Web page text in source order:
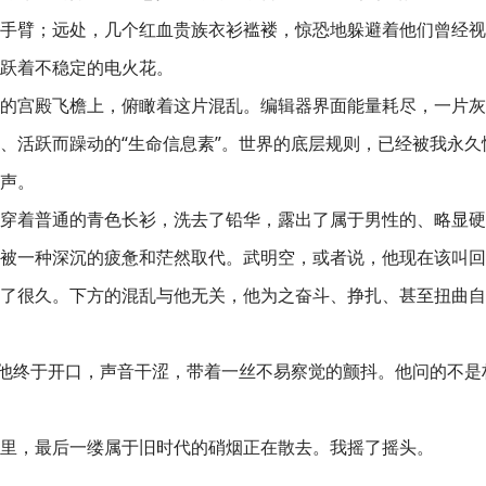
臂；远处，几个红血贵族衣衫褴褛，惊恐地躲避着他们曾
着不稳定的电火花。
宫殿飞檐上，俯瞰着这片混乱。编辑器界面能量耗尽，一片
活跃而躁动的“生命信息素”。世界的底层规则，已经被我永
。
着普通的青色长衫，洗去了铅华，露出了属于男性的、略显
一种深沉的疲惫和茫然取代。武明空，或者说，他现在该叫
很久。下方的混乱与他无关，他为之奋斗、挣扎、甚至扭
终于开口，声音干涩，带着一丝不易察觉的颤抖。他问的不
，最后一缕属于旧时代的硝烟正在散去。我摇了摇头。